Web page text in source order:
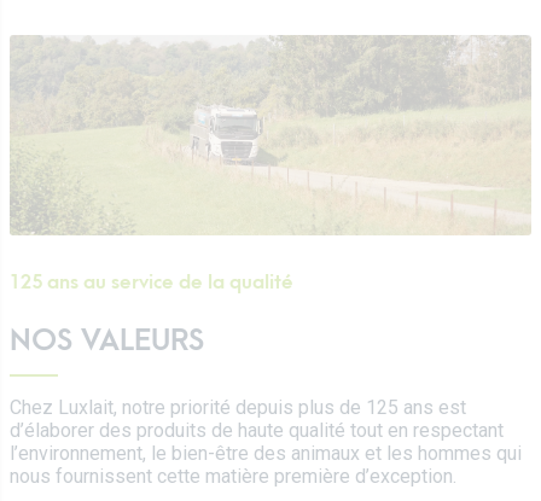
125 ans au service de la qualité
NOS VALEURS
Chez Luxlait, notre priorité depuis plus de 125 ans est
d’élaborer des produits de haute qualité tout en respectant
l’environnement, le bien-être des animaux et les hommes qui
nous fournissent cette matière première d’exception.